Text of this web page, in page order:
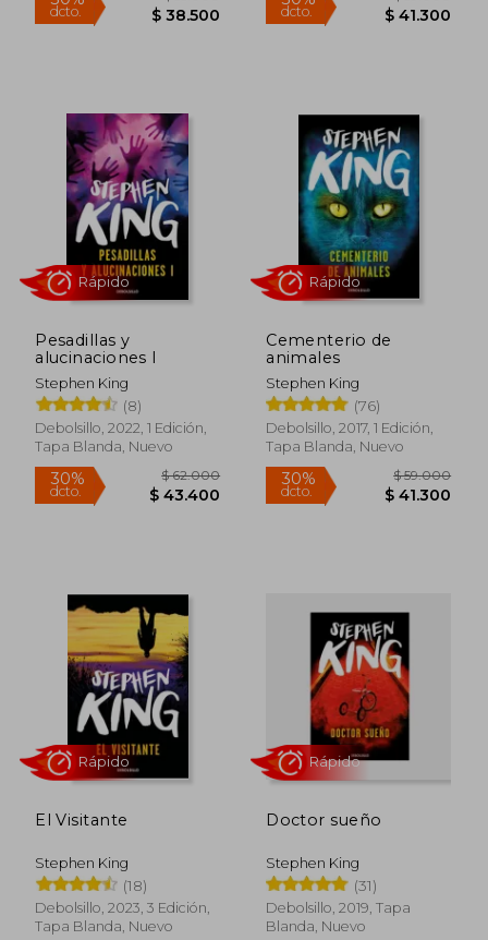
30%
dcto. $ 38.500
Rápido
30%
dcto. $
Rápido
Pesadillas y
alucinaciones I
Stephen King
(8)
Debolsillo, 2022, 1 Edición,
Tapa Blanda, Nuevo
Rápido
Cementerio de
animales
Stephen King
(76)
Debolsillo, 2017, 1 Edición,
Tapa Blanda, Nuevo
Rápido
El Visitante
Stephen King
(18)
Debolsillo, 2023, 3 Edición,
Tapa Blanda, Nuevo
Doctor sueño
Stephen King
(31)
Debolsillo, 2019, Tapa
Blanda, Nuevo